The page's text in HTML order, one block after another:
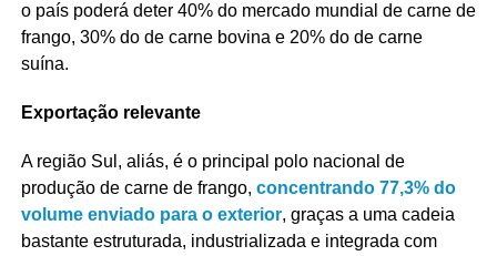
o país poderá deter 40% do mercado mundial de carne de
frango, 30% do de carne bovina e 20% do de carne
suína.
Exportação relevante
A região Sul, aliás, é o principal polo nacional de
produção de carne de frango, concentrando 77,3% do
volume enviado para o exterior, graças a uma cadeia
bastante estruturada, industrializada e integrada com